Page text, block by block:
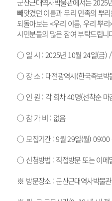
군산근대역사박물관에서는 2025
빼앗겼던 이름과 우리 민족의 뿌
되돌아보는 <우리 이름, 우리 뿌
시민분들의 많은 참여 부탁드립니
○ 일 시 : 2025년 10월 24일(금)
○ 장 소 : 대전광역시(한국족보박
○ 인 원 : 각 회차 40명(선착순 마
○ 참 가 비 : 없음
○ 모집기간 : 9월 29일(월) 09:00
○ 신청방법 : 직접방문 또는 이
※ 방문장소 : 군산근대역사박물